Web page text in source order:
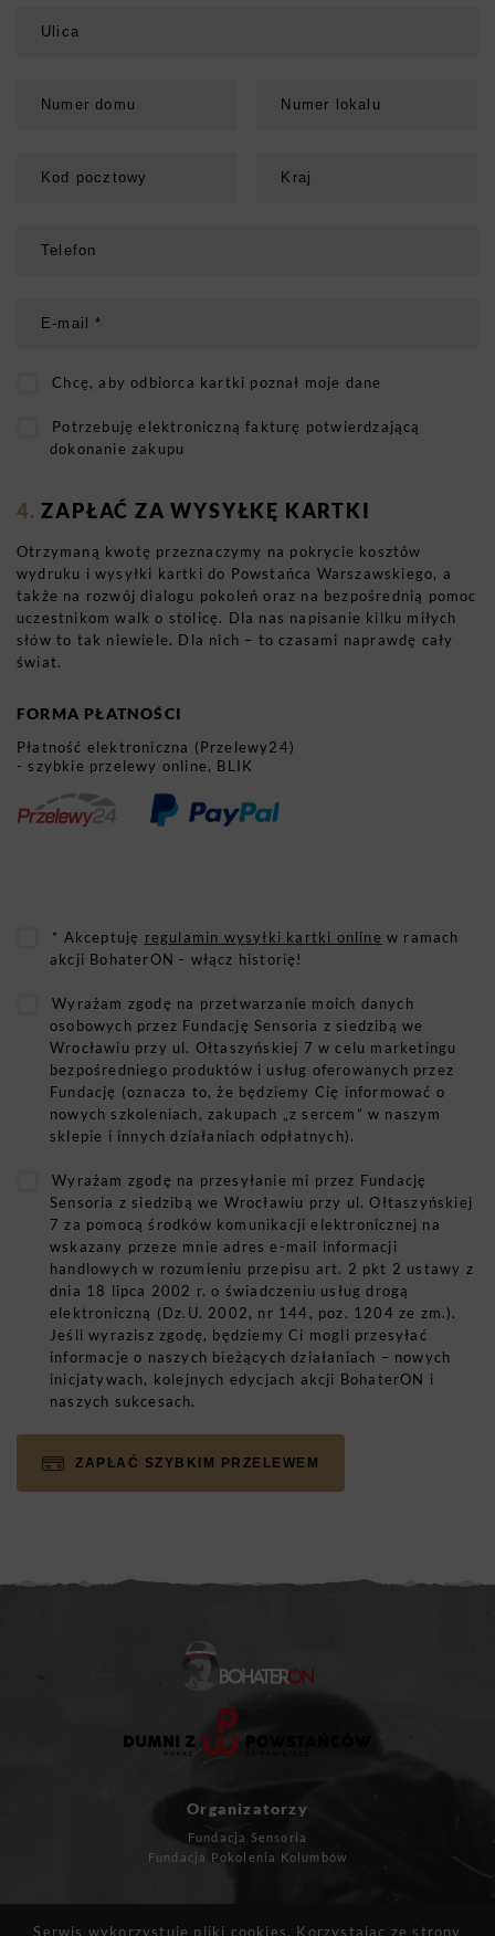
Serwis wykorzystuje pliki cookies. Korzystając ze strony
Chcę, aby odbiorca kartki poznał moje dane
Potrzebuję elektroniczną fakturę potwierdzającą
dokonanie zakupu
ZAPŁAĆ ZA WYSYŁKĘ KARTKI
Otrzymaną kwotę przeznaczymy na pokrycie kosztów
wydruku i wysyłki kartki do Powstańca Warszawskiego, a
także na rozwój dialogu pokoleń oraz na bezpośrednią pomoc
uczestnikom walk o stolicę. Dla nas napisanie kilku miłych
słów to tak niewiele. Dla nich – to czasami naprawdę cały
świat.
FORMA PŁATNOŚCI
Płatność elektroniczna (Przelewy24)
- szybkie przelewy online, BLIK
* Akceptuję regulamin wysyłki kartki online w ramach
akcji BohaterON - włącz historię!
Wyrażam zgodę na przetwarzanie moich danych
osobowych przez Fundację Sensoria z siedzibą we
Wrocławiu przy ul. Ołtaszyńskiej 7 w celu marketingu
bezpośredniego produktów i usług oferowanych przez
Fundację (oznacza to, że będziemy Cię informować o
nowych szkoleniach, zakupach „z sercem” w naszym
sklepie i innych działaniach odpłatnych).
Wyrażam zgodę na przesyłanie mi przez Fundację
Sensoria z siedzibą we Wrocławiu przy ul. Ołtaszyńskiej
7 za pomocą środków komunikacji elektronicznej na
wskazany przeze mnie adres e-mail informacji
handlowych w rozumieniu przepisu art. 2 pkt 2 ustawy z
dnia 18 lipca 2002 r. o świadczeniu usług drogą
elektroniczną (Dz.U. 2002, nr 144, poz. 1204 ze zm.).
Jeśli wyrazisz zgodę, będziemy Ci mogli przesyłać
informacje o naszych bieżących działaniach – nowych
inicjatywach, kolejnych edycjach akcji BohaterON i
naszych sukcesach.
ZAPŁAĆ SZYBKIM PRZELEWEM
Organizatorzy
Fundacja Sensoria
Fundacja Pokolenia Kolumbów